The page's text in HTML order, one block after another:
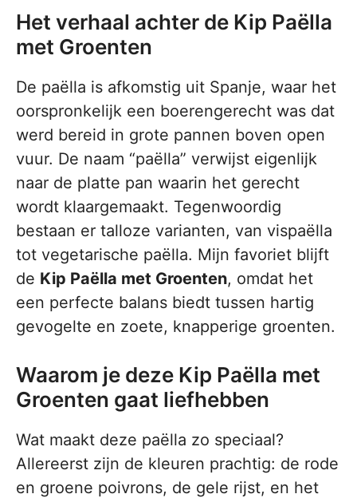
Het verhaal achter de Kip Paëlla
met Groenten
De paëlla is afkomstig uit Spanje, waar het
oorspronkelijk een boerengerecht was dat
werd bereid in grote pannen boven open
vuur. De naam “paëlla” verwijst eigenlijk
naar de platte pan waarin het gerecht
wordt klaargemaakt. Tegenwoordig
bestaan er talloze varianten, van vispaëlla
tot vegetarische paëlla. Mijn favoriet blijft
de Kip Paëlla met Groenten, omdat het
een perfecte balans biedt tussen hartig
gevogelte en zoete, knapperige groenten.
Waarom je deze Kip Paëlla met
Groenten gaat liefhebben
Wat maakt deze paëlla zo speciaal?
Allereerst zijn de kleuren prachtig: de rode
en groene poivrons, de gele rijst, en het